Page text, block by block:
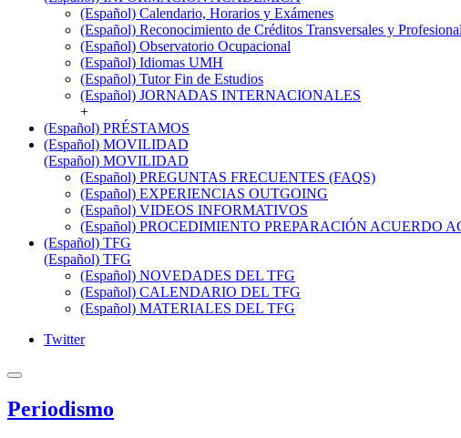
(Español) Calendario, Horarios y Exámenes
(Español) Reconocimiento de Créditos Transversales y
(Español) Observatorio Ocupacional
(Español) Idiomas UMH
(Español) Tutor Fin de Estudios
(Español) JORNADAS INTERNACIONALES
+
(Español) PRÉSTAMOS
(Español) MOVILIDAD
(Español) MOVILIDAD
(Español) PREGUNTAS FRECUENTES (FAQS)
(Español) EXPERIENCIAS OUTGOING
(Español) VIDEOS INFORMATIVOS
(Español) PROCEDIMIENTO PREPARACIÓN ACUERDO
(Español) TFG
(Español) TFG
(Español) NOVEDADES DEL TFG
(Español) CALENDARIO DEL TFG
(Español) MATERIALES DEL TFG
Twitter
Periodismo